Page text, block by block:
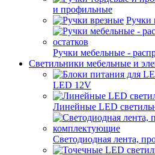
и профильные
Ручки
Ручки мебельные -
Светильники мебельные и
LED 12V
Линейные LED
Светодиодная лента,